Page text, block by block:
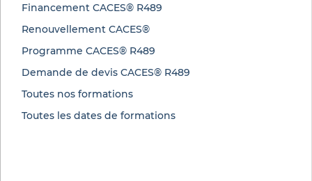
Financement CACES® R489
Renouvellement CACES®
Programme CACES® R489
Demande de devis CACES® R489
Toutes nos formations
Toutes les dates de formations